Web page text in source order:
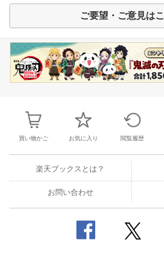
ご要望・ご意見は
買い物かご お気に入り 閲覧履歴
楽天ブックスとは？
お問い合わせ